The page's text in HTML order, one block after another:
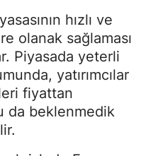
hızlı ve
olanak sağlaması
Piyasada yeterli
yatırımcılar
fiyattan
da beklenmedik